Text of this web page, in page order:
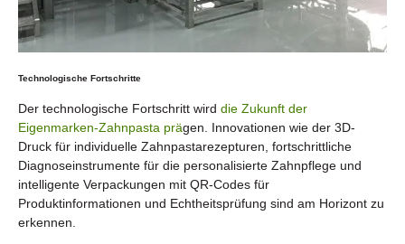
Technologische Fortschritte
Der technologische Fortschritt wird die Zukunft der
Eigenmarken-Zahnpasta prägen. Innovationen wie der 3D-
Druck für individuelle Zahnpastarezepturen, fortschrittliche
Diagnoseinstrumente für die personalisierte Zahnpflege und
intelligente Verpackungen mit QR-Codes für
Produktinformationen und Echtheitsprüfung sind am Horizont zu
erkennen.